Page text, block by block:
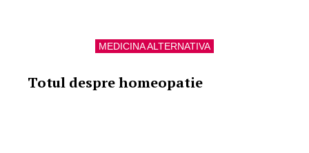
MEDICINA ALTERNATIVA
Totul despre homeopatie